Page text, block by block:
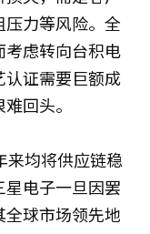
力等风险。全
虑转向台积电
证需要巨额成
回头。
来均将供应链稳
电子一旦因罢
球市场领先地